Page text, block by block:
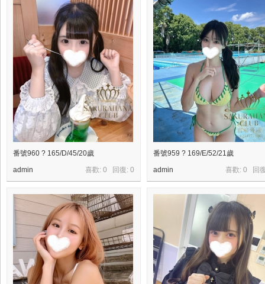
6
番號960 ? 165/D/45/20歲
喜歡: 0 回復: 0
admin
番號959 ? 169/E/52/21歲
喜歡: 0 回
admin